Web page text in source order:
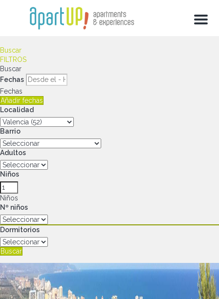
Menu
Buscar
FILTROS
Buscar
Fechas
Fechas
Añadir fechas
Localidad
Barrio
Adultos
Niños
Niños
Nº niños
Dormitorios
Buscar